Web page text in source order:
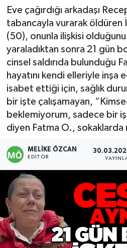
Eve çağırdığı arkadaşı
tabancayla vurarak öldüren
(50), onunla ilişkisi
yaraladıktan sonra 21 gün
cinsel saldırıda bulunduğu
hayatını kendi elleriyle inşa
isabet ettiği için, sağlık
bir işte çalışamayan,
beklemiyorum, sadece bir
diyen Fatma O., sokaklarda
MELIKE ÖZCAN
EDITÖR
Asayiş
Bartın
Karabük
Devrek
Bolu
DUNYA
Düzce
Eğitim
Son Dakika Haberleri
Haber Arşivi